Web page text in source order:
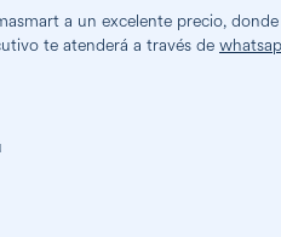
a un excelente precio,
te atenderá a través de